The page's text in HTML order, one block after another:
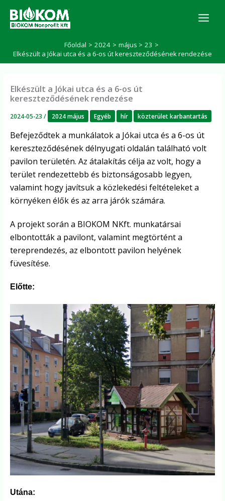
content
Főoldal 2024 május
23
Elkészült a Jókai utca és a 6-os út kereszteződésének rendezése
Elkészült a Jókai utca és a 6-os út
kereszteződésének rendezése
2024-05-23/ 2024 május Egyéb hír közterület karbantartás
Befejeződtek a munkálatok a Jókai utca és a 6-os út
kereszteződésének délnyugati oldalán található volt
pavilon területén. Az átalakítás célja az volt, hogy a
terület rendezettebb és biztonságosabb legyen,
valamint hogy javítsuk a közlekedési feltételeket a
környéken élők és az arra járók számára.
A projekt során a BIOKOM NKft. munkatársai
elbontották a pavilont, valamint megtörtént a
tereprendezés, az elbontott pavilon helyének
füvesítése.
Előtte:
Utána:
e
r
é
s